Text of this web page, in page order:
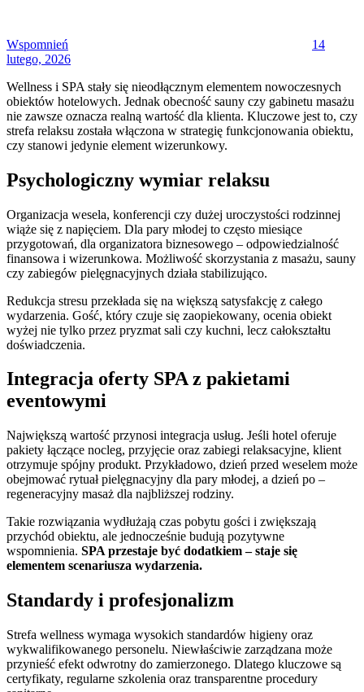
Wspomnień
14
lutego, 2026
Wellness i SPA stały się nieodłącznym elementem nowoczesnych
obiektów hotelowych. Jednak obecność sauny czy gabinetu masażu
nie zawsze oznacza realną wartość dla klienta. Kluczowe jest to, czy
strefa relaksu została włączona w strategię funkcjonowania obiektu,
czy stanowi jedynie element wizerunkowy.
Psychologiczny wymiar relaksu
Organizacja wesela, konferencji czy dużej uroczystości rodzinnej
wiąże się z napięciem. Dla pary młodej to często miesiące
przygotowań, dla organizatora biznesowego – odpowiedzialność
finansowa i wizerunkowa. Możliwość skorzystania z masażu, sauny
czy zabiegów pielęgnacyjnych działa stabilizująco.
Redukcja stresu przekłada się na większą satysfakcję z całego
wydarzenia. Gość, który czuje się zaopiekowany, ocenia obiekt
wyżej nie tylko przez pryzmat sali czy kuchni, lecz całokształtu
doświadczenia.
Integracja oferty SPA z pakietami
eventowymi
Największą wartość przynosi integracja usług. Jeśli hotel oferuje
pakiety łączące nocleg, przyjęcie oraz zabiegi relaksacyjne, klient
otrzymuje spójny produkt. Przykładowo, dzień przed weselem może
obejmować rytuał pielęgnacyjny dla pary młodej, a dzień po –
regeneracyjny masaż dla najbliższej rodziny.
Takie rozwiązania wydłużają czas pobytu gości i zwiększają
przychód obiektu, ale jednocześnie budują pozytywne
wspomnienia. SPA przestaje być dodatkiem – staje się
elementem scenariusza wydarzenia.
Standardy i profesjonalizm
Strefa wellness wymaga wysokich standardów higieny oraz
wykwalifikowanego personelu. Niewłaściwie zarządzana może
przynieść efekt odwrotny do zamierzonego. Dlatego kluczowe są
certyfikaty, regularne szkolenia oraz transparentne procedury